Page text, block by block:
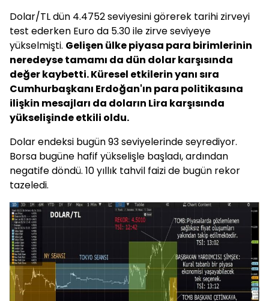
Dolar/TL dün 4.4752 seviyesini görerek tarihi zirveyi
test ederken Euro da 5.30 ile zirve seviyeye
yükselmişti. Gelişen ülke piyasa para birimlerinin
neredeyse tamamı da dün dolar karşısında
değer kaybetti. Küresel etkilerin yanı sıra
Cumhurbaşkanı Erdoğan'ın para politikasına
ilişkin mesajları da doların Lira karşısında
yükselişinde etkili oldu.
Dolar endeksi bugün 93 seviyelerinde seyrediyor.
Borsa bugüne hafif yükselişle başladı, ardından
negatife döndü. 10 yıllık tahvil faizi de bugün rekor
tazeledi.